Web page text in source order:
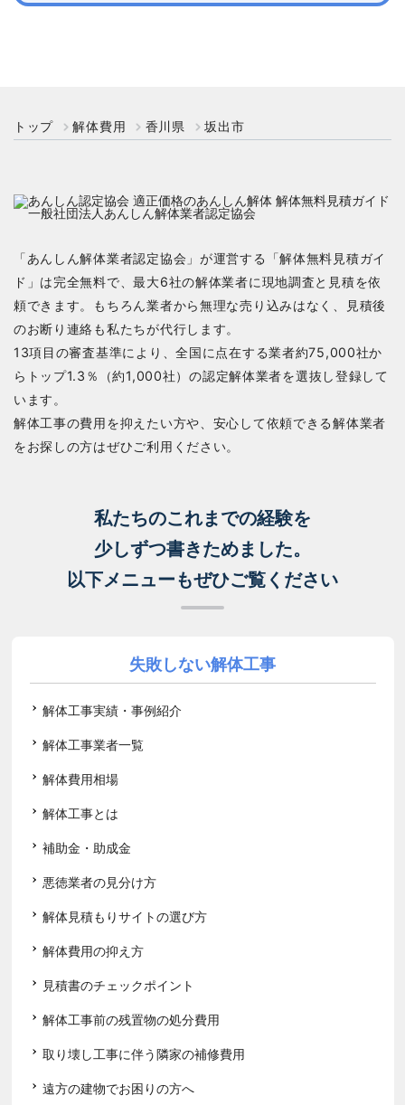
トップ 解体費用 香川県 坂出市
「あんしん解体業者認定協会」が運営する「解体無料見積ガイ
ド」は完全無料で、最大6社の解体業者に現地調査と見積を依
頼できます。もちろん業者から無理な売り込みはなく、見積後
のお断り連絡も私たちが代行します。
13項目の審査基準により、全国に点在する業者約75,000社か
らトップ1.3％（約1,000社）の認定解体業者を選抜し登録して
います。
解体工事の費用を抑えたい方や、安心して依頼できる解体業者
をお探しの方はぜひご利用ください。
私たちのこれまでの経験を
少しずつ書きためました。
以下メニューもぜひご覧ください
失敗しない解体工事
解体工事実績・事例紹介
解体工事業者一覧
解体費用相場
解体工事とは
補助金・助成金
悪徳業者の見分け方
解体見積もりサイトの選び方
解体費用の抑え方
見積書のチェックポイント
解体工事前の残置物の処分費用
取り壊し工事に伴う隣家の補修費用
遠方の建物でお困りの方へ